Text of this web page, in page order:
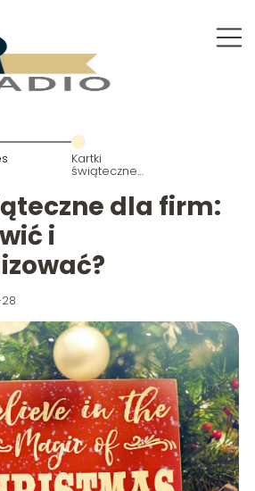
Kartki
świąteczne
dla firm: Jak
zamówić i
spersonalizować?
dla firm:
i